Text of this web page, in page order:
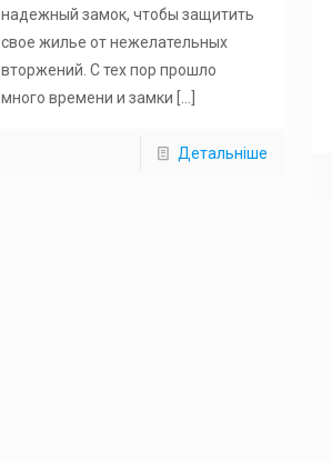
надежный замок, чтобы защитить
свое жилье от нежелательных
вторжений. С тех пор прошло
много времени и замки
Детальніше